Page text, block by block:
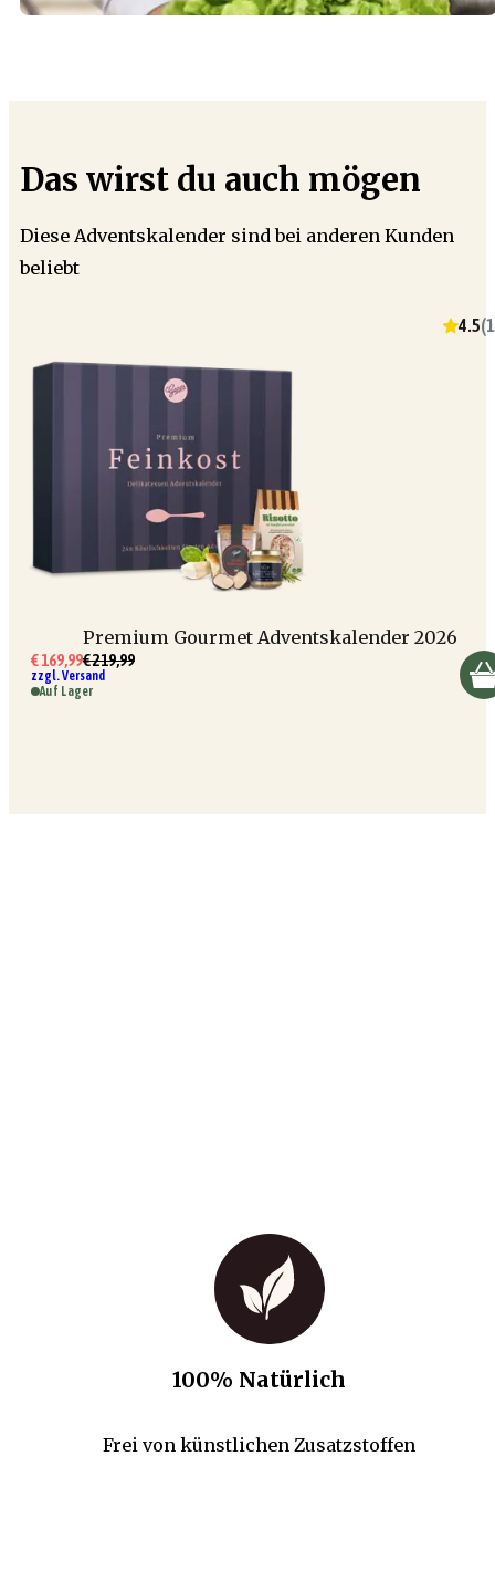
Das wirst du auch mögen
Diese Adventskalender sind bei anderen Kunden
beliebt
4.5(
Premium Gourmet Adventskalender 2026
€ 169,99€ 219,99
zzgl. Versand
Auf Lager
100% Natürlich
Frei von künstlichen Zusatzstoffen